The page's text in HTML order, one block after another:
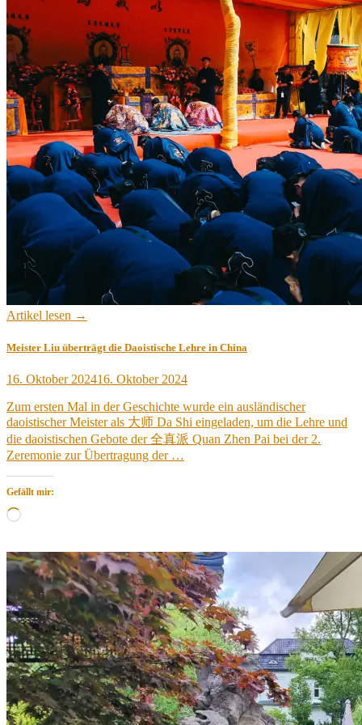
Artikel lesen →
Meister Liu überträgt die Daoistische Lehre in China
Veröffentlicht
16. Oktober 202416. Oktober 2024
Zum ersten Mal in der Geschichte wurde ein ausländischer
daoistischer Meister als 大师 Da Shi eingeladen, um die Lehre und
die daoistischen Gebote der 全真派 Quan Zhen Pai bei der 2.
Zeremonie zur Übertragung der …
Gefällt mir:
Wird